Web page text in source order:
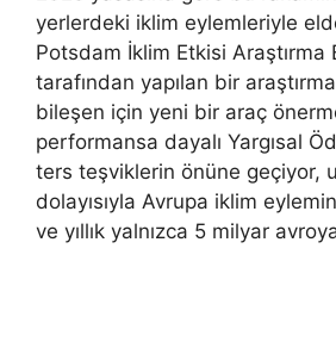
yerlerdeki iklim eylemleriyle
Potsdam İklim Etkisi Araştırma
tarafından yapılan bir
bileşen için yeni bir araç
performansa dayalı Yargısal
ters teşviklerin önüne geçiyor,
dolayısıyla Avrupa iklim
ve yıllık yalnızca 5 milyar